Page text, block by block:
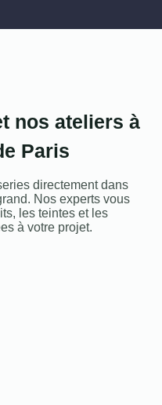
nos ateliers à
Paris
directement dans
Nos experts vous
les teintes et les
à votre projet.